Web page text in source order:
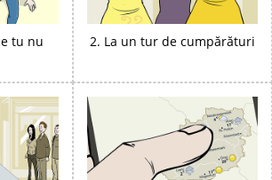
tu nu
2. La un tur de cumpărături